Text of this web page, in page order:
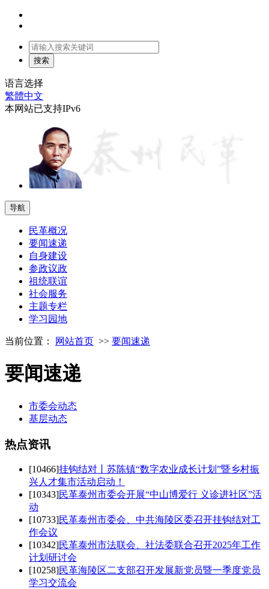
语言选择
繁體中文
本网站已支持IPv6
导航
民革概况
要闻速递
自身建设
参政议政
祖统联谊
社会服务
主题专栏
学习园地
当前位置： 网站首页 >> 要闻速递
要闻速递
市委会动态
基层动态
热点资讯
[10466]挂钩结对丨苏陈镇“数字农业成长计划”暨乡村振
兴人才集市活动启动！
[10343]民革泰州市委会开展“中山博爱行 义诊进社区”活
动
[10733]民革泰州市委会、中共海陵区委召开挂钩结对工
作会议
[10342]民革泰州市法联会、社法委联合召开2025年工作
计划研讨会
[10258]民革海陵区二支部召开发展新党员暨一季度党员
学习交流会